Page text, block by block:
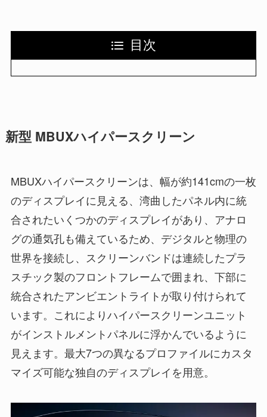
目次
新型 MBUXハイパースクリーン
MBUXハイパースクリーンは、幅が約141cmの一枚
のディスプレイに見える、湾曲したパネル内に統
合されたいくつかのディスプレイがあり、アナロ
グの通気孔も備えているため、デジタルと物理の
世界を接続し、スクリーンバンドは連続したプラ
スチック製のフロントフレームで囲まれ、下部に
統合されたアンビエントライトが取り付けられて
います。これによりハイパースクリーンユニット
がインストルメントパネルに浮かんでいるように
見えます。最大7つの異なるプロファイルにカスタ
マイズ可能な独自のディスプレイを用意。